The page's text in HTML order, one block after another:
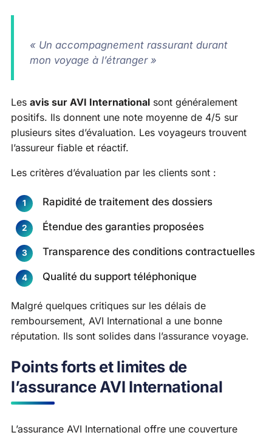
« Un accompagnement rassurant durant
mon voyage à l’étranger »
Les avis sur AVI International sont généralement
positifs. Ils donnent une note moyenne de 4/5 sur
plusieurs sites d’évaluation. Les voyageurs trouvent
l’assureur fiable et réactif.
Les critères d’évaluation par les clients sont :
Rapidité de traitement des dossiers
Étendue des garanties proposées
Transparence des conditions contractuelles
Qualité du support téléphonique
Malgré quelques critiques sur les délais de
remboursement, AVI International a une bonne
réputation. Ils sont solides dans l’assurance voyage.
Points forts et limites de
l’assurance AVI International
L’assurance AVI International offre une couverture